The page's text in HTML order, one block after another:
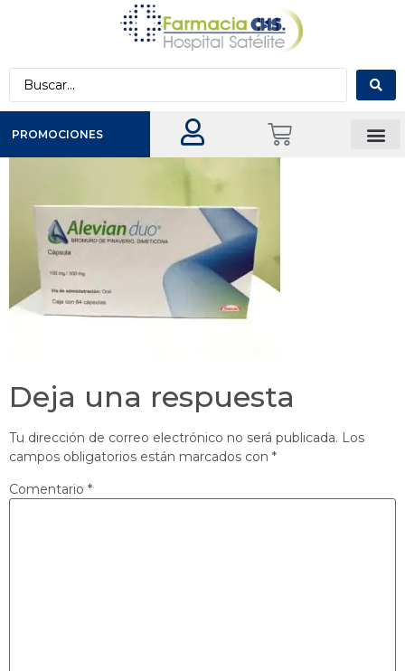
PROMOCIONES
Deja una respuesta
Tu dirección de correo electrónico no será publicada. Los
campos obligatorios están marcados con *
Comentario *